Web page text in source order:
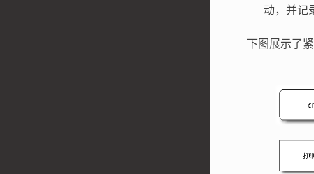
动，并记
下图展示了